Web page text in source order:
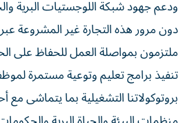
ودعم جهود شبكة اللوجستيات البرية
دون مرور هذه التجارة غير المشروعة
ملتزمون بمواصلة العمل للحفاظ على
تنفيذ برامج تعليم وتوعية مستمرة
بروتوكولاتنا التشغيلية بما يتماشى